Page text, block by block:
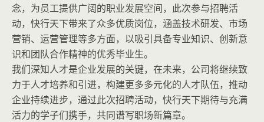
念，为员工提供广阔的职业发展空间，此次参与招聘活
动，快行天下带来了众多优质岗位，涵盖技术研发、市场
营销、运营管理等多方面，以吸引具备专业知识、创新意
识和团队合作精神的优秀毕业生。
我们深知人才是企业发展的关键，在未来，公司将继续致
力于人才培养和引进，构建更多多元化的人才队伍，推动
企业持续进步，通过此次招聘活动，快行天下期待与充满
活力的学子们携手，共同谱写职场新篇章。